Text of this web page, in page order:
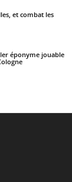
et combat les
éponyme jouable